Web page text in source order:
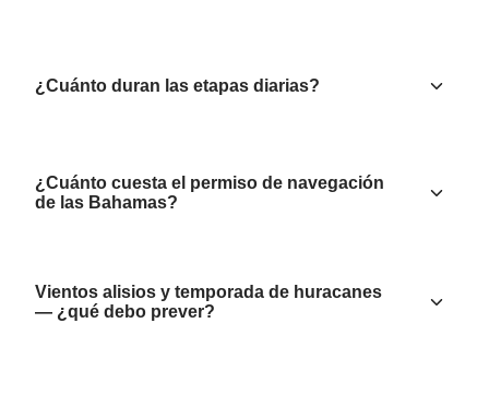
¿Cuánto duran las etapas diarias?
¿Cuánto cuesta el permiso de navegación
de las Bahamas?
Vientos alisios y temporada de huracanes
— ¿qué debo prever?